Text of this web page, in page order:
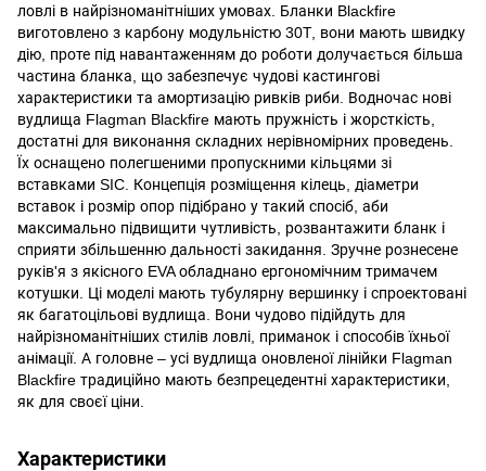
ловлі в найрізноманітніших умовах. Бланки Blackfire
виготовлено з карбону модульністю 30Т, вони мають швидку
дію, проте під навантаженням до роботи долучається більша
частина бланка, що забезпечує чудові кастингові
характеристики та амортизацію ривків риби. Водночас нові
вудлища Flagman Blackfire мають пружність і жорсткість,
достатні для виконання складних нерівномірних проведень.
Їх оснащено полегшеними пропускними кільцями зі
вставками SIC. Концепція розміщення кілець, діаметри
вставок і розмір опор підібрано у такий спосіб, аби
максимально підвищити чутливість, розвантажити бланк і
сприяти збільшенню дальності закидання. Зручне рознесене
руків'я з якісного EVA обладнано ергономічним тримачем
котушки. Ці моделі мають тубулярну вершинку і спроектовані
як багатоцільові вудлища. Вони чудово підійдуть для
найрізноманітніших стилів ловлі, приманок і способів їхньої
анімації. А головне – усі вудлища оновленої лінійки Flagman
Blackfire традиційно мають безпрецедентні характеристики,
як для своєї ціни.
Характеристики